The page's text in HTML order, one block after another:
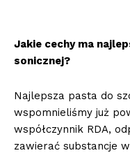
Jakie cechy ma
sonicznej?
Najlepsza pasta do
wspomnieliśmy już
współczynnik RDA,
zawierać substancje